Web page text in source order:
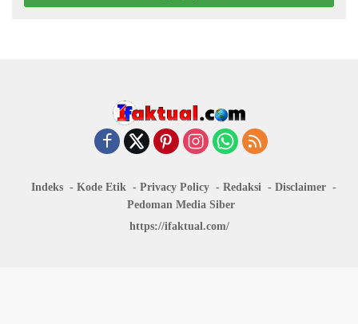
Indeks Kode Etik Privacy Policy Redaksi
Disclaimer
Pedoman Media Siber
https://ifaktual.com/